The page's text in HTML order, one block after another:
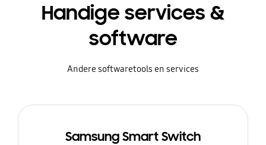
Handige services &
software
Andere softwaretools en services
Samsung Smart Switch